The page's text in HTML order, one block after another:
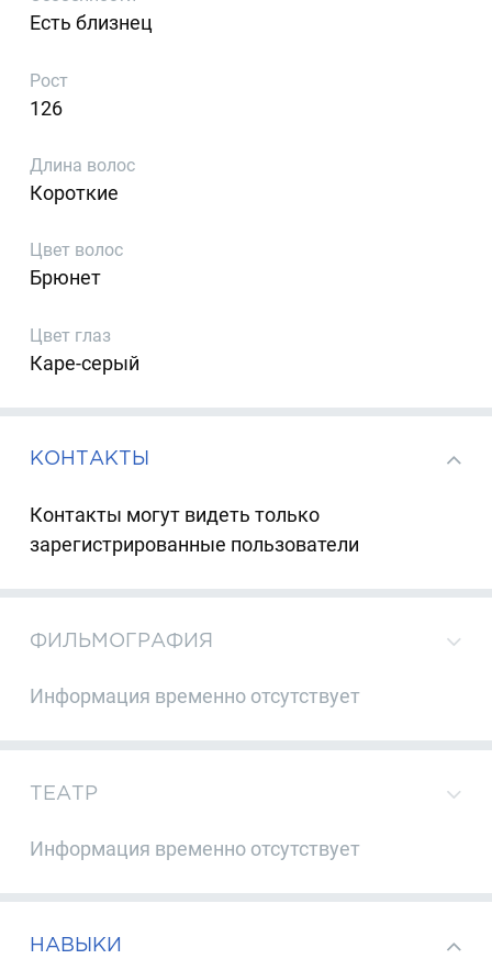
Есть близнец
Рост
126
Длина волос
Короткие
Цвет волос
Брюнет
Цвет глаз
Каре-серый
КОНТАКТЫ
Контакты могут видеть только
зарегистрированные пользователи
ФИЛЬМОГРАФИЯ
Информация временно отсутствует
ТЕАТР
Информация временно отсутствует
НАВЫКИ